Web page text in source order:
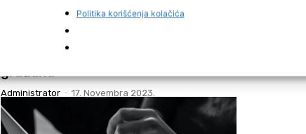
Politika korišćenja kolačića
Do marta naredne godine se očekuje
građana
Administrator - 17. Novembra 2023.